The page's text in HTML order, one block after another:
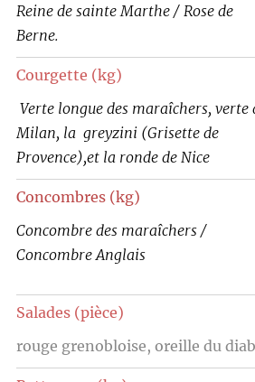
Reine de sainte Marthe / Rose de
Berne.
Courgette (kg)
Verte longue des maraîchers, verte
Milan, la greyzini (Grisette de
Provence),et la ronde de Nice
Concombres (kg)
Concombre des maraîchers /
Concombre Anglais
Salades (pièce)
rouge grenobloise, oreille du